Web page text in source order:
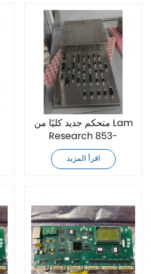
متحكم جديد كليًا من Lam
Research 853-
328748-004
اقرأ المزيد